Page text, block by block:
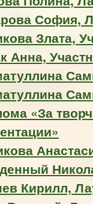
София,
Злата,
Анна,
«За
Кирилл,